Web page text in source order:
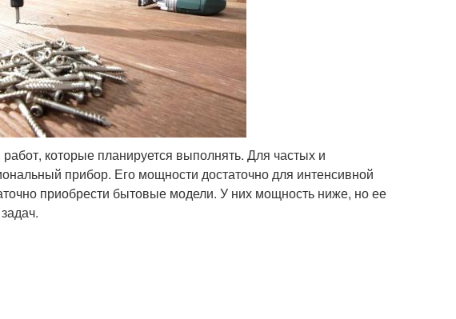
которые планируется выполнять. Для частых и
прибор. Его мощности достаточно для интенсивной
приобрести бытовые модели. У них мощность ниже, но ее